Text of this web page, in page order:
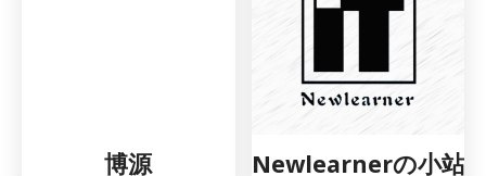
博源 Newlearnerの小站